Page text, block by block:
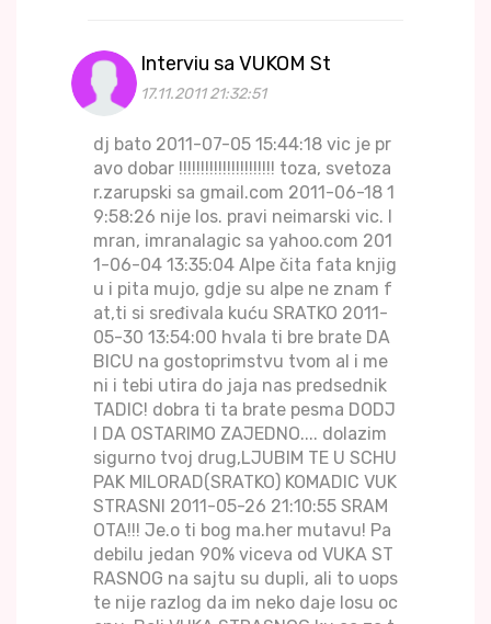
Interviu sa VUKOM St
17.11.2011 21:32:51
dj bato 2011-07-05 15:44:18 vic je pr
avo dobar !!!!!!!!!!!!!!!!!!!!!! toza, svetoza
r.zarupski sa gmail.com 2011-06-18 1
9:58:26 nije los. pravi neimarski vic. I
mran, imranalagic sa yahoo.com 201
1-06-04 13:35:04 Alpe čita fata knjig
u i pita mujo, gdje su alpe ne znam f
at,ti si sređivala kuću SRATKO 2011-
05-30 13:54:00 hvala ti bre brate DA
BICU na gostoprimstvu tvom al i me
ni i tebi utira do jaja nas predsednik
TADIC! dobra ti ta brate pesma DODJ
I DA OSTARIMO ZAJEDNO.... dolazim
sigurno tvoj drug,LJUBIM TE U SCHU
PAK MILORAD(SRATKO) KOMADIC VUK
STRASNI 2011-05-26 21:10:55 SRAM
OTA!!! Je.o ti bog ma.her mutavu! Pa
debilu jedan 90% viceva od VUKA ST
RASNOG na sajtu su dupli, ali to uops
te nije razlog da im neko daje losu oc